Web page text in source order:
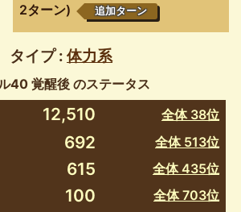
2ターン)
追加ターン
タイプ : 体力系
40 覚醒後 のステータス
12,510
全体 38位
692
全体 513位
615
全体 435位
100
全体 703位